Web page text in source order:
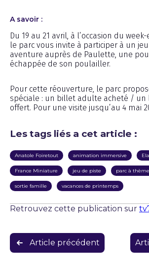
A savoir :
Du 19 au 21 avril, à l’occasion du
le parc vous invite à participer à un
aventure auprès de Paulette, une
échappée de son poulailler.
Pour cette réouverture, le parc
spéciale : un billet adulte acheté /
offert. Pour une visite jusqu’au 4 mai
Les tags liés a cet article :
Anatole Foiretout animation immersive
France Miniature jeu de piste parc à thème
sortie famille vacances de printemps
Retrouvez cette publication sur
Navigation
de
Article précédent